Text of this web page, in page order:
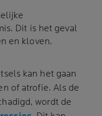
Dit is het geval
en kloven.
kan het gaan
of atrofie. Als de
wordt de